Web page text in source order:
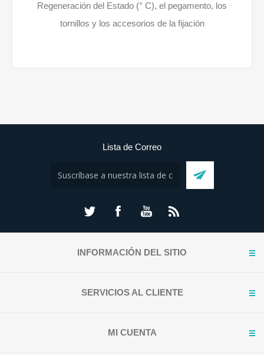
Regeneración del Estado (° C), el pegamento, los
tornillos y los accesorios de la fijación
Lista de Correo
INFORMACIÓN DEL SITIO
SERVICIOS AL CLIENTE
MI CUENTA